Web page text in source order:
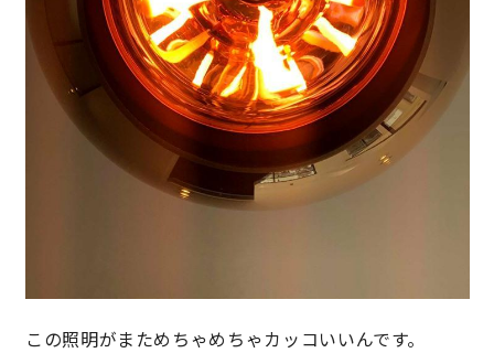
100年点検住宅
快適な室内環境へのこだわり
生涯続く安心のアフターフォロー
最響の家
この照明がまためちゃめちゃカッコいいんです。